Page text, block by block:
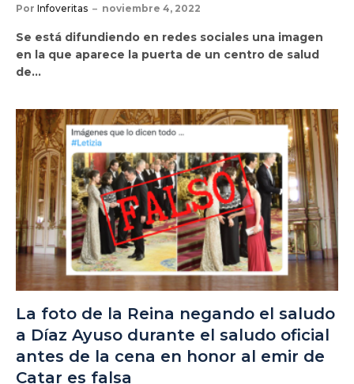
Por Infoveritas noviembre 4, 2022
Se está difundiendo en redes sociales una imagen
en la que aparece la puerta de un centro de salud
de…
La foto de la Reina negando el saludo
a Díaz Ayuso durante el saludo oficial
antes de la cena en honor al emir de
Catar es falsa